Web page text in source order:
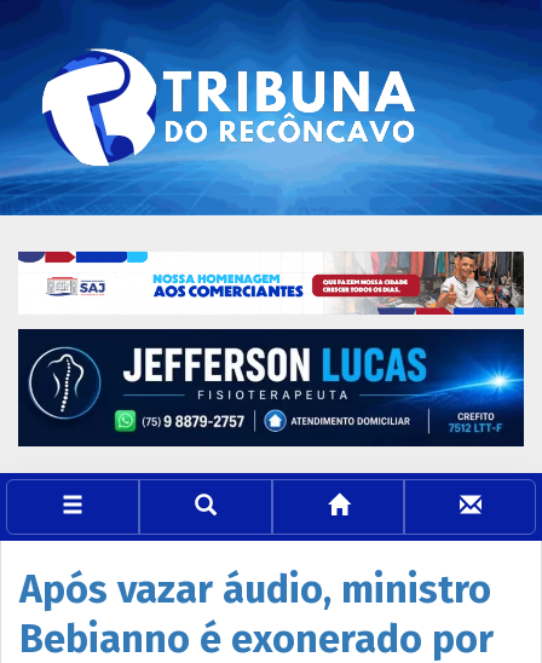
Após vazar áudio, ministro
Bebianno é exonerado por